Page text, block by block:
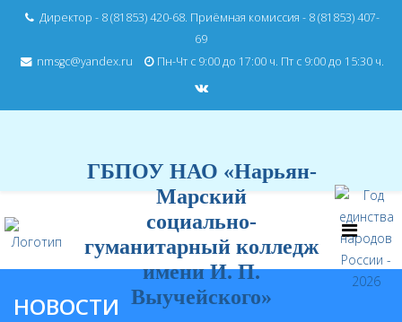
Директор - 8 (81853) 420-68. Приёмная комиссия - 8 (81853) 407-
69
nmsgc@yandex.ru
Пн-Чт с 9:00 до 17:00 ч. Пт с 9:00 до 15:30 ч.
ГБПОУ НАО «Нарьян-
Марский
социально-
гуманитарный колледж
имени И. П.
Выучейского»
НОВОСТИ